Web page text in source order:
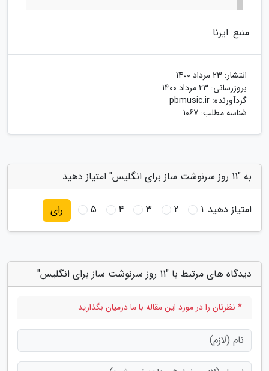
منبع: ایرنا
انتشار: 23 مرداد 1400
بروزرسانی: 23 مرداد 1400
گردآورنده: pbmusic.ir
شناسه مطلب: 1067
به "11 روز سرنوشت ساز برای انگلیس" امتیاز دهید
امتیاز دهید:1
2
3
4
5 رای
دیدگاه های مرتبط با "11 روز سرنوشت ساز برای انگلیس"
* نظرتان را در مورد این مقاله با ما درمیان بگذارید